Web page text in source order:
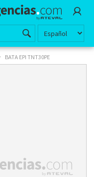
BATA EPI TNT30PE